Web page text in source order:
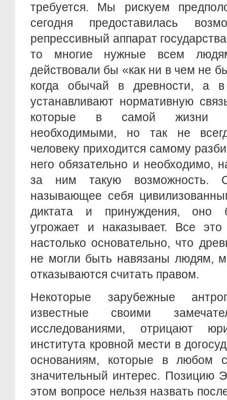
требуется. Мы рискуем
сегодня предоставилась
репрессивный аппарат
то многие нужные всем
действовали бы «как ни в чем не
когда обычай в древности, а
устанавливают нормативную
которые в самой жизни
необходимыми, но так не
человеку приходится самому
него обязательно и необходимо,
за ним такую возможность.
называющее себя
диктата и принуждения, оно
угрожает и наказывает. Все
настолько основательно, что
не могли быть навязаны людям,
отказываются считать правом.
Некоторые зарубежные
известные своими
исследованиями, отрицают
института кровной мести в
основаниям, которые в любом
значительный интерес. Позицию
этом вопросе нельзя назвать